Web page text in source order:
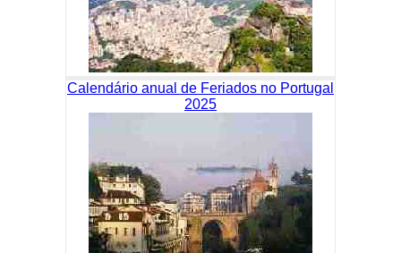
Calendário anual de Feriados no Portugal
2025